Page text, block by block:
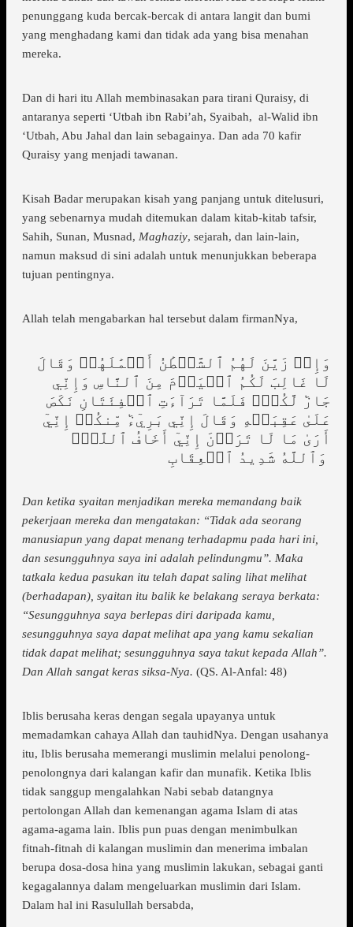
penunggang kuda bercak-bercak di antara langit dan bumi
yang menghadang kami dan tidak ada yang bisa menahan
mereka.
Dan di hari itu Allah membinasakan para tirani Quraisy, di
antaranya seperti ‘Utbah ibn Rabi’ah, Syaibah, al-Walid ibn
‘Utbah, Abu Jahal dan lain sebagainya. Dan ada 70 kafir
Quraisy yang menjadi tawanan.
Kisah Badar merupakan kisah yang panjang untuk ditelusuri,
yang sebenarnya mudah ditemukan dalam kitab-kitab tafsir,
Sahih, Sunan, Musnad, Maghaziy, sejarah, dan lain-lain,
namun maksud di sini adalah untuk menunjukkan beberapa
tujuan pentingnya.
Allah telah mengabarkan hal tersebut dalam firmanNya,
وَإِذۡ زَيَّنَ لَهُمُ ٱلشَّيۡطَٰنُ أَعۡمَٰلَهُمۡ وَقَالَ
لَا غَالِبَ لَكُمُ ٱلۡيَوۡمَ مِنَ ٱلنَّاسِ وَإِنِّي
جَارٞ لَّكُمۡۖ فَلَمَّا تَرَآءَتِ ٱلۡفِئَتَانِ نَكَصَ
عَلَىٰ عَقِبَيۡهِ وَقَالَ إِنِّي بَرِيٓءٞ مِّنكُمۡ إِنِّيٓ
أَرَىٰ مَا لَا تَرَوۡنَ إِنِّيٓ أَخَافُ ٱللَّهَۚ
Dan ketika syaitan menjadikan mereka memandang baik
pekerjaan mereka dan mengatakan: “Tidak ada seorang
manusiapun yang dapat menang terhadapmu pada hari ini,
dan sesungguhnya saya ini adalah pelindungmu”. Maka
tatkala kedua pasukan itu telah dapat saling lihat melihat
(berhadapan), syaitan itu balik ke belakang seraya berkata:
“Sesungguhnya saya berlepas diri daripada kamu,
sesungguhnya saya dapat melihat apa yang kamu sekalian
tidak dapat melihat; sesungguhnya saya takut kepada Allah”.
Dan Allah sangat keras siksa-Nya. (QS. Al-Anfal: 48)
Iblis berusaha keras dengan segala upayanya untuk
memadamkan cahaya Allah dan tauhidNya. Dengan usahanya
itu, Iblis berusaha memerangi muslimin melalui penolong-
penolongnya dari kalangan kafir dan munafik. Ketika Iblis
tidak sanggup mengalahkan Nabi sebab datangnya
pertolongan Allah dan kemenangan agama Islam di atas
agama-agama lain. Iblis pun puas dengan menimbulkan
fitnah-fitnah di kalangan muslimin dan menerima imbalan
berupa dosa-dosa hina yang muslimin lakukan, sebagai ganti
kegagalannya dalam mengeluarkan muslimin dari Islam.
Dalam hal ini Rasulullah bersabda,